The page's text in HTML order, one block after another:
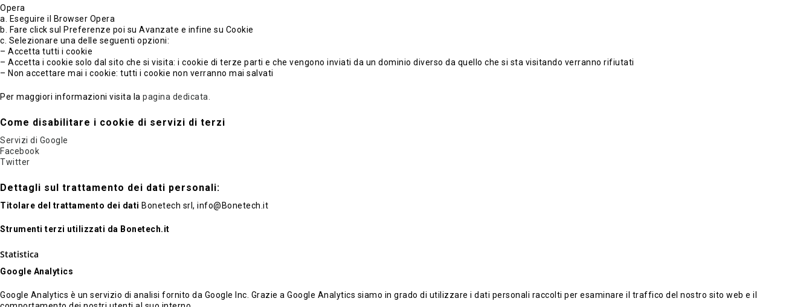
Opera
a. Eseguire il Browser Opera
b. Fare click sul Preferenze poi su Avanzate e infine su Cookie
c. Selezionare una delle seguenti opzioni:
– Accetta tutti i cookie
– Accetta i cookie solo dal sito che si visita: i cookie di terze parti e che vengono inviati da un dominio diverso da quello che si sta visitando verranno rifiutati
– Non accettare mai i cookie: tutti i cookie non verranno mai salvati
Per maggiori informazioni visita lapagina dedicata.
Come disabilitare i cookie di servizi di terzi
Servizi di Google
Facebook
Twitter
Dettagli sul trattamento dei dati personali:
Titolare del trattamento dei dati Bonetech srl, info@Bonetech.it
Strumenti terzi utilizzati da Bonetech.it
Statistica
Google Analytics
Google Analytics è un servizio di analisi fornito da Google Inc. Grazie a Google Analytics siamo in grado di utilizzare i dati personali raccolti per esaminare il traffico del nostro sito web e il